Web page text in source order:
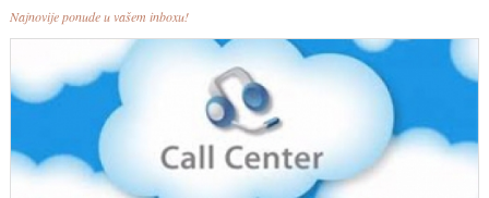
Najnovije ponude u vašem inboxu!